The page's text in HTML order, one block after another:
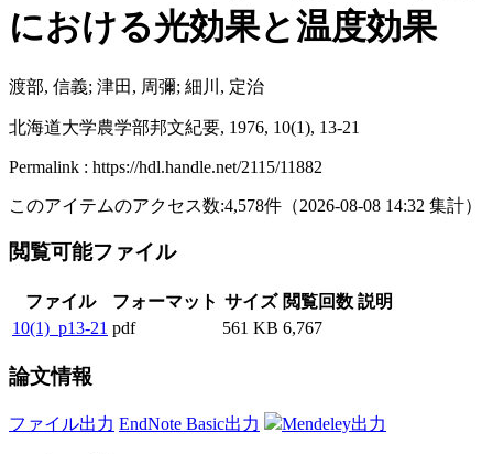
における光効果と温度効果
渡部, 信義; 津田, 周彌; 細川, 定治
北海道大学農学部邦文紀要, 1976, 10(1), 13-21
Permalink : https://hdl.handle.net/2115/11882
このアイテムのアクセス数:4,578件 （2026-08-08 14:32 集計）
閲覧可能ファイル
ファイル フォーマット サイズ 閲覧回数 説明
10(1)_p13-21 pdf 561 KB 6,767
論文情報
ファイル出力 EndNote Basic出力 Mendeley出力